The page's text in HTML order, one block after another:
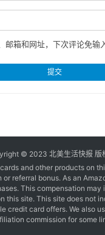
邮箱和网址，下次评论免输
提交
© 2023 北美生活快报 版
and other products on
referral bonus. As an
This compensation may
this site. This site does not
credit card offers. We also
commission for some